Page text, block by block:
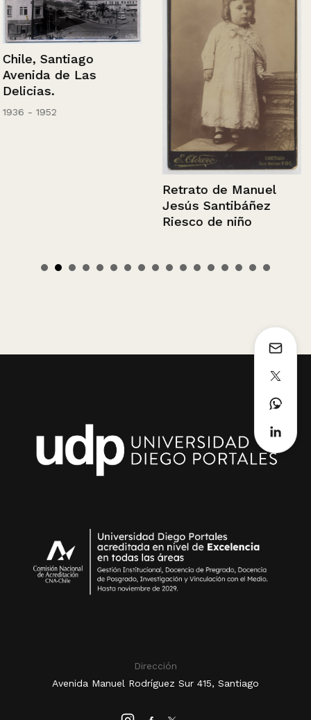
Chile, Santiago
Avenida de Las
Delicias.
1936 - 1952
Retrato de Manuel
Jesús Santibáñez
Riesco de niño
Dirección
Avenida Manuel Rodríguez Sur 415, Santiago